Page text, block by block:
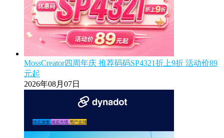
MossCreator四周年庆 推荐码码SP4321折上9折 活动价89
元起
2026年08月07日